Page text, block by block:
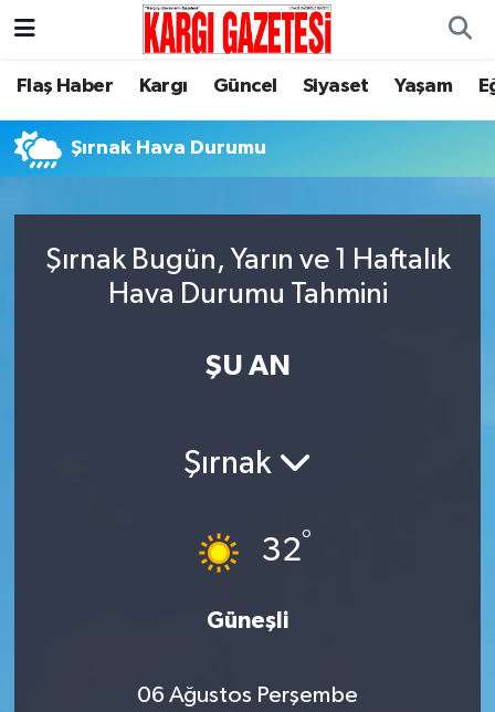
Flaş Haber Kargı Güncel Siyaset Yaşam
Şırnak Hava Durumu
Şırnak Bugün, Yarın ve 1 Haftalık
Hava Durumu Tahmini
ŞU AN
Şırnak
32°
Güneşli
06 Ağustos Perşembe
Flaş Haber
Kargı
Siyaset
Yaşam
Nöbetçi Eczaneler
Hava Durumu
Trafik Durumu
Süper Lig Puan Durumu ve Fikstür